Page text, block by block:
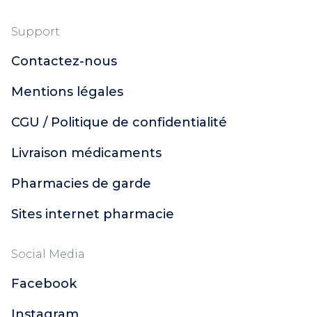
Support
Contactez-nous
Mentions légales
CGU / Politique de confidentialité
Livraison médicaments
Pharmacies de garde
Sites internet pharmacie
Social Media
Facebook